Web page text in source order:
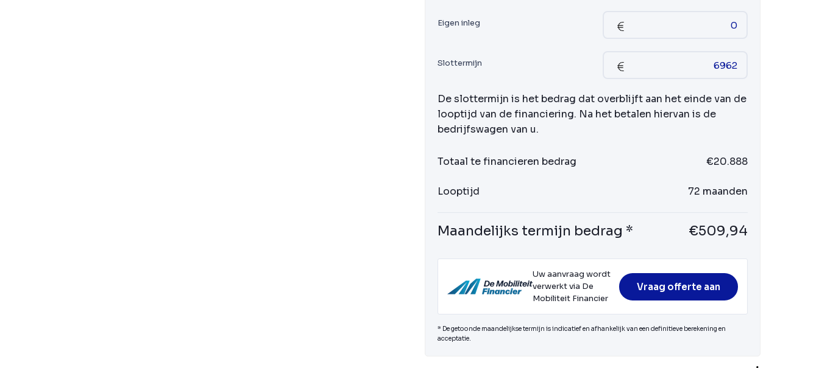
Eigen inleg
Slottermijn
De slottermijn is het bedrag dat overblijft aan het einde van de
looptijd van de financiering. Na het betalen hiervan is de
bedrijfswagen van u.
Totaal te financieren bedrag €20.888
Looptijd 72 maanden
Maandelijks termijn bedrag * €509,94
Uw aanvraag wordt
verwerkt via De
Mobiliteit Financier
Vraag offerte aan
* De getoonde maandelijkse termijn is indicatief en afhankelijk van een definitieve berekening en
acceptatie.